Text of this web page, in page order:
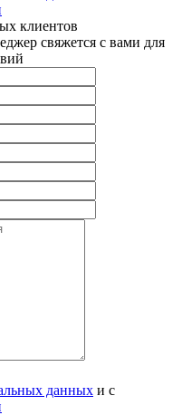
клиентов
свяжется с вами для
данных и с